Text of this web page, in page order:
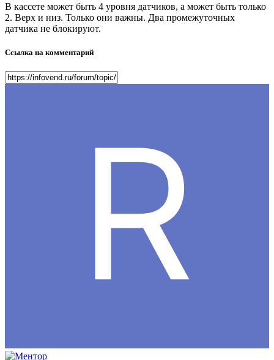
В кассете может быть 4 уровня датчиков, а может быть только
2. Верх и низ. Только они важны. Два промежуточных
датчика не блокируют.
Ссылка на комментарий